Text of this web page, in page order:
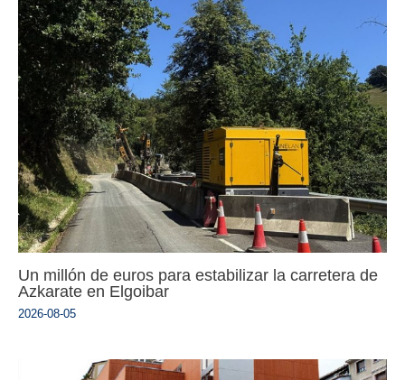
Un millón de euros para estabilizar la carretera de
Azkarate en Elgoibar
2026-08-05